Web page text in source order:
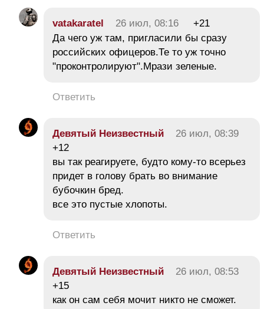
vatakaratel 26 июл, 08:16
+21
Да чего уж там, пригласили бы сразу
российских офицеров.Те то уж точно
"проконтролируют".Мрази зеленые.
Ответить
Девятый Неизвестный
26 июл, 08:39
+12
вы так реагируете, будто кому-то всерьез
придет в голову брать во внимание
бубочкин бред.
все это пустые хлопоты.
Ответить
Девятый Неизвестный
26 июл, 08:53
+15
как он сам себя мочит никто не сможет.